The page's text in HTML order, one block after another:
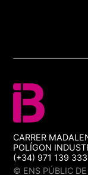
CARRER
POLÍGON
(+34) 971 139 333
© ENS PÚBLIC